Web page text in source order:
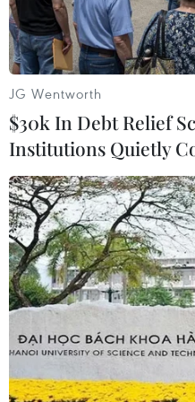
Lan.
Hannu Mikkola, một trong 10
giới mọi thời đại, đã
Hannu Mikkola, một
JG Wentworth
$30k In Debt Relief
Institutions Quietly